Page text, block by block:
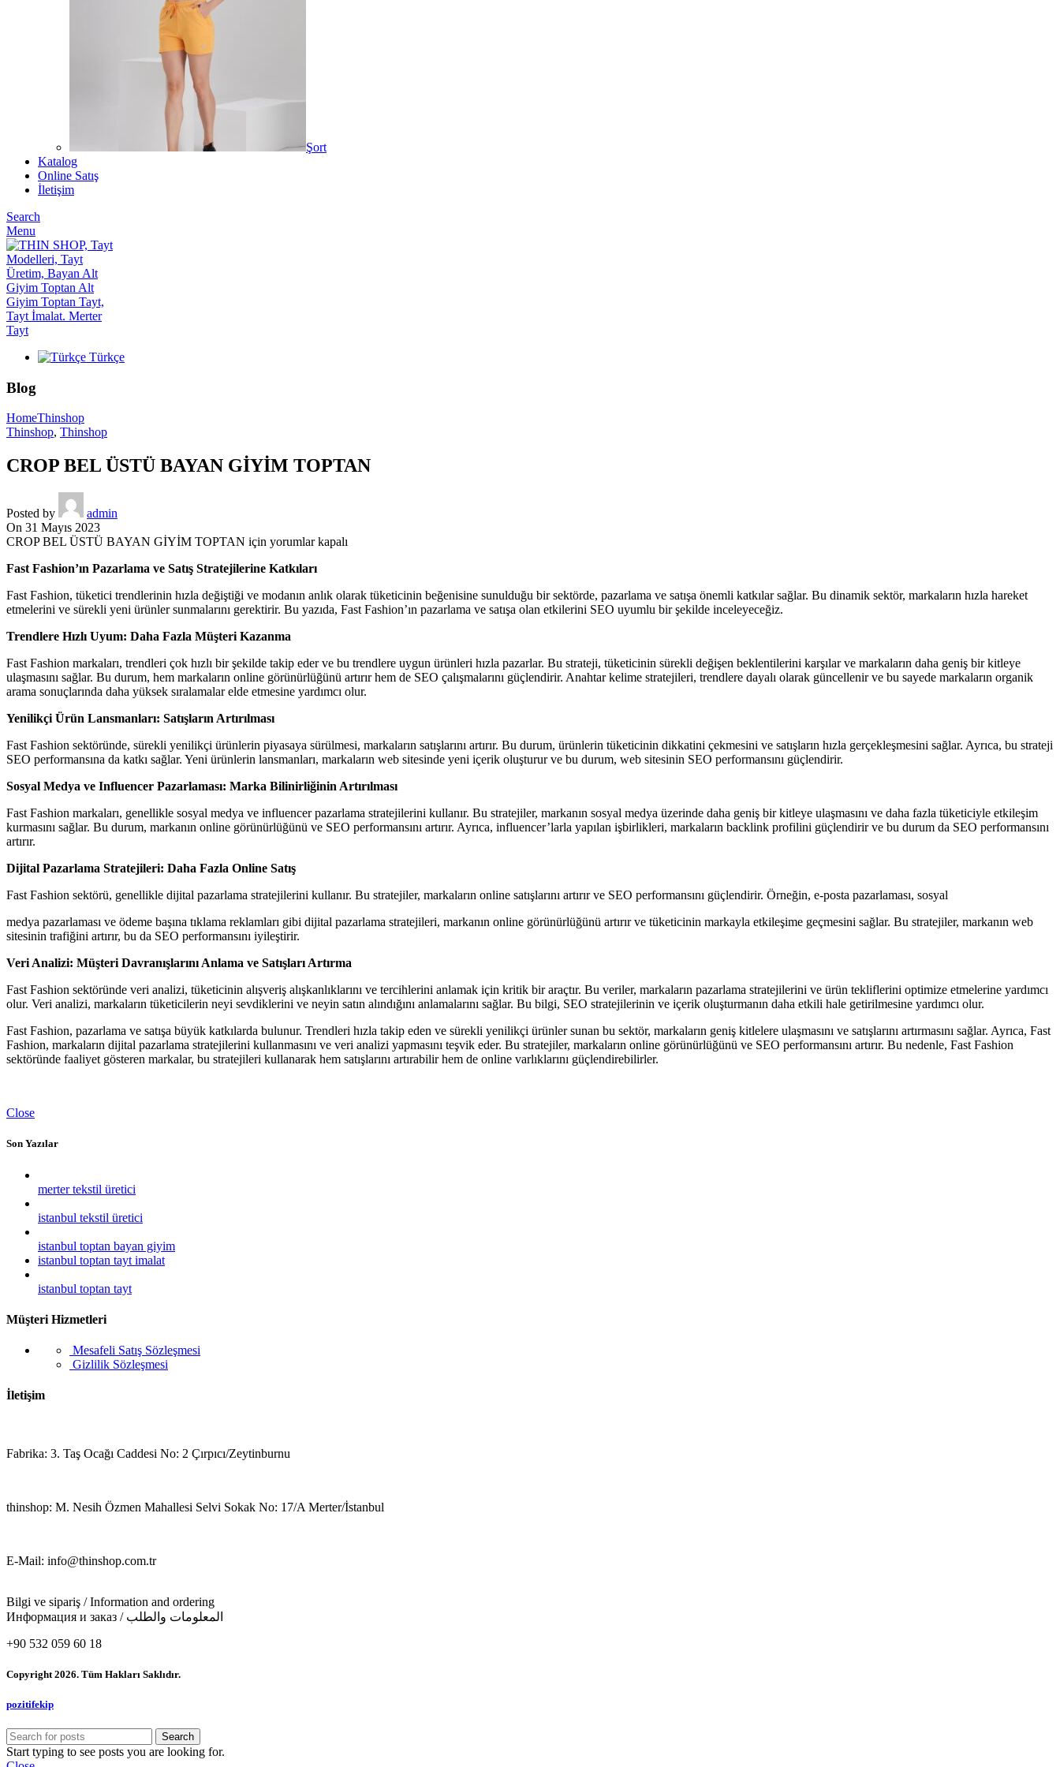
Şort
Katalog
Online Satış
İletişim
Search
Menu
Türkçe
Blog
HomeThinshop
Thinshop, Thinshop
CROP BEL ÜSTÜ BAYAN GİYİM TOPTAN
Posted by
admin
On 31 Mayıs 2023
CROP BEL ÜSTÜ BAYAN GİYİM TOPTAN için yorumlar kapalı
Fast Fashion’ın Pazarlama ve Satış Stratejilerine Katkıları
Fast Fashion, tüketici trendlerinin hızla değiştiği ve modanın anlık olarak tüketicinin beğenisine sunulduğu bir sektörde, pazarlama ve satışa önemli katkılar sağlar. Bu dinamik sektör, markaların hızla hareket
etmelerini ve sürekli yeni ürünler sunmalarını gerektirir. Bu yazıda, Fast Fashion’ın pazarlama ve satışa olan etkilerini SEO uyumlu bir şekilde inceleyeceğiz.
Trendlere Hızlı Uyum: Daha Fazla Müşteri Kazanma
Fast Fashion markaları, trendleri çok hızlı bir şekilde takip eder ve bu trendlere uygun ürünleri hızla pazarlar. Bu strateji, tüketicinin sürekli değişen beklentilerini karşılar ve markaların daha geniş bir kitleye
ulaşmasını sağlar. Bu durum, hem markaların online görünürlüğünü artırır hem de SEO çalışmalarını güçlendirir. Anahtar kelime stratejileri, trendlere dayalı olarak güncellenir ve bu sayede markaların organik
arama sonuçlarında daha yüksek sıralamalar elde etmesine yardımcı olur.
Yenilikçi Ürün Lansmanları: Satışların Artırılması
Fast Fashion sektöründe, sürekli yenilikçi ürünlerin piyasaya sürülmesi, markaların satışlarını artırır. Bu durum, ürünlerin tüketicinin dikkatini çekmesini ve satışların hızla gerçekleşmesini sağlar. Ayrıca, bu strateji
SEO performansına da katkı sağlar. Yeni ürünlerin lansmanları, markaların web sitesinde yeni içerik oluşturur ve bu durum, web sitesinin SEO performansını güçlendirir.
Sosyal Medya ve Influencer Pazarlaması: Marka Bilinirliğinin Artırılması
Fast Fashion markaları, genellikle sosyal medya ve influencer pazarlama stratejilerini kullanır. Bu stratejiler, markanın sosyal medya üzerinde daha geniş bir kitleye ulaşmasını ve daha fazla tüketiciyle etkileşim
kurmasını sağlar. Bu durum, markanın online görünürlüğünü ve SEO performansını artırır. Ayrıca, influencer’larla yapılan işbirlikleri, markaların backlink profilini güçlendirir ve bu durum da SEO performansını
artırır.
Dijital Pazarlama Stratejileri: Daha Fazla Online Satış
Fast Fashion sektörü, genellikle dijital pazarlama stratejilerini kullanır. Bu stratejiler, markaların online satışlarını artırır ve SEO performansını güçlendirir. Örneğin, e-posta pazarlaması, sosyal
medya pazarlaması ve ödeme başına tıklama reklamları gibi dijital pazarlama stratejileri, markanın online görünürlüğünü artırır ve tüketicinin markayla etkileşime geçmesini sağlar. Bu stratejiler, markanın web
sitesinin trafiğini artırır, bu da SEO performansını iyileştirir.
Veri Analizi: Müşteri Davranışlarını Anlama ve Satışları Artırma
Fast Fashion sektöründe veri analizi, tüketicinin alışveriş alışkanlıklarını ve tercihlerini anlamak için kritik bir araçtır. Bu veriler, markaların pazarlama stratejilerini ve ürün tekliflerini optimize etmelerine yardımcı
olur. Veri analizi, markaların tüketicilerin neyi sevdiklerini ve neyin satın alındığını anlamalarını sağlar. Bu bilgi, SEO stratejilerinin ve içerik oluşturmanın daha etkili hale getirilmesine yardımcı olur.
Fast Fashion, pazarlama ve satışa büyük katkılarda bulunur. Trendleri hızla takip eden ve sürekli yenilikçi ürünler sunan bu sektör, markaların geniş kitlelere ulaşmasını ve satışlarını artırmasını sağlar. Ayrıca, Fast
Fashion, markaların dijital pazarlama stratejilerini kullanmasını ve veri analizi yapmasını teşvik eder. Bu stratejiler, markaların online görünürlüğünü ve SEO performansını artırır. Bu nedenle, Fast Fashion
sektöründe faaliyet gösteren markalar, bu stratejileri kullanarak hem satışlarını artırabilir hem de online varlıklarını güçlendirebilirler.
Close
Son Yazılar
merter tekstil üretici
istanbul tekstil üretici
istanbul toptan bayan giyim
istanbul toptan tayt imalat
istanbul toptan tayt
Müşteri Hizmetleri
Mesafeli Satış Sözleşmesi
Gizlilik Sözleşmesi
İletişim
Fabrika: 3. Taş Ocağı Caddesi No: 2 Çırpıcı/Zeytinburnu
thinshop: M. Nesih Özmen Mahallesi Selvi Sokak No: 17/A Merter/İstanbul
E-Mail: info@thinshop.com.tr
Bilgi ve sipariş / Information and ordering
Информация и заказ / المعلومات والطلب
+90 532 059 60 18
Copyright 2026. Tüm Hakları Saklıdır.
pozitifekip
Search
Start typing to see posts you are looking for.